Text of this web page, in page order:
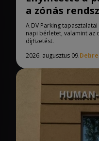
a zónás
A DV Parking
napi bérletet, valamint az
díjfizetést.
2026. augusztus 09.